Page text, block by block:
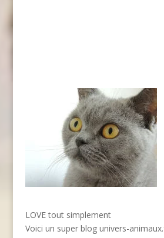
LOVE tout simplement
Voici un super blog univers-